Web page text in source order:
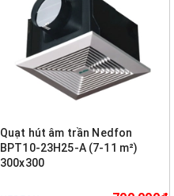
Quạt hút âm trần Nedfon
BPT10-23H25-A (7-11 m²)
300x300